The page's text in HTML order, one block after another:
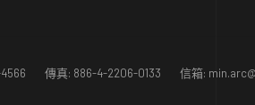
4566 傳真: 886-4-2206-0133 信箱: